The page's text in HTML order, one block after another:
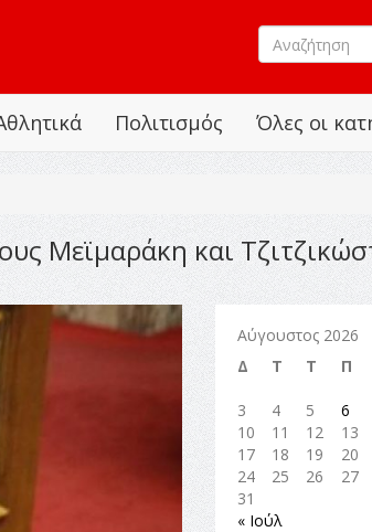
Όλες οι
Πολιτισμός
Μεϊμαράκη και
Αύγουστος 2026
Δ
Τ Τ Π
3
4 5 6
10
11 12 13
17
18 19 20
24
25 26 27
31
« Ιούλ